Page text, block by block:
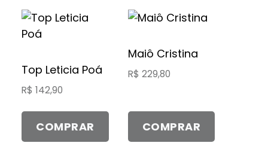
Top Leticia Poá
R$ 142,90
COMPRAR
Este
produto
várias
variantes.
As
opções
podem
Maiô Cristina
R$ 229,80
COMPRAR
Este
tem
várias
variantes.
opções
podem